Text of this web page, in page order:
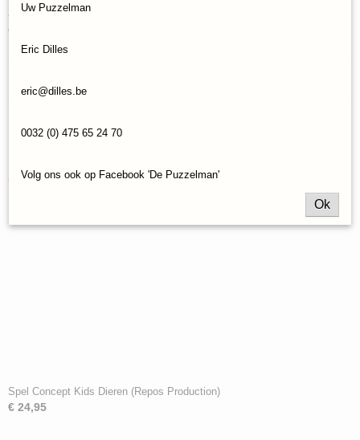
acties biedt deze 'roll & write' dynamische spellen vol strategische
dilemma's.
Ook interessant
Spel Concept Kids Dieren (Repos Production)
€ 24,95
Uw Puzzelman
Eric Dilles
eric@dilles.be
0032 (0) 475 65 24 70
Volg ons ook op Facebook 'De Puzzelman'
Ok